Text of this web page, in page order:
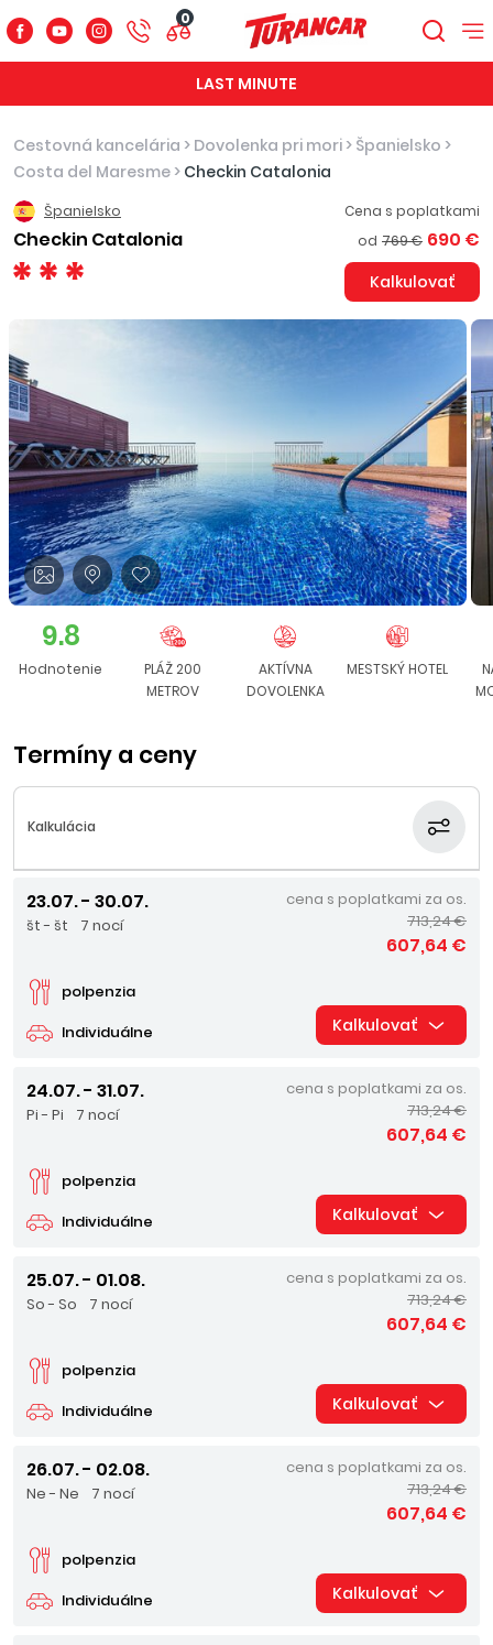
0
LAST MINUTE
Cestovná kancelária > Dovolenka pri mori > Španielsko >
Costa del Maresme > Checkin Catalonia
Španielsko
Checkin Catalonia
Cena s poplatkami
od 769 € 690 €
Kalkulovať
9.8
Hodnotenie
PLÁŽ 200
METROV
AKTÍVNA
DOVOLENKA
MESTSKÝ HOTEL
Termíny a ceny
Kalkulácia
23.07. - 30.07.
št - št 7 nocí
Individuálne
polpenzia
cena s poplatkami za os.
713,24 €
607,64 €
Kalkulovať
24.07. - 31.07.
Pi - Pi 7 nocí
Individuálne
polpenzia
cena s poplatkami za os.
713,24 €
607,64 €
Kalkulovať
25.07. - 01.08.
So - So 7 nocí
Individuálne
polpenzia
cena s poplatkami za os.
713,24 €
607,64 €
Kalkulovať
26.07. - 02.08.
Ne - Ne 7 nocí
Individuálne
polpenzia
cena s poplatkami za os.
713,24 €
607,64 €
Kalkulovať